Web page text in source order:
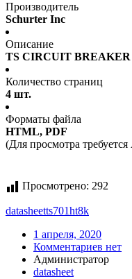
Производитель
Schurter Inc
Описание
TS CIRCUIT BREAKER
Количество страниц
4 шт.
Форматы файла
HTML, PDF
(Для просмотра
Просмотрено: 292
datasheetts701ht8k
1 апреля, 2020
Комментариев нет
Администратор
datasheet